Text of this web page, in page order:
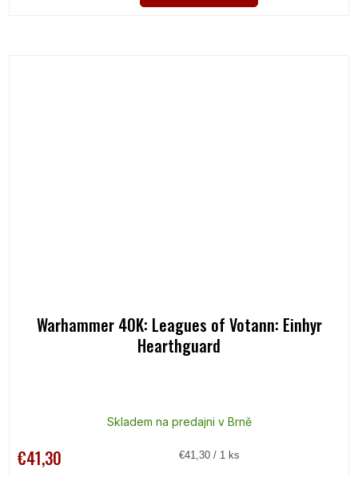
Warhammer 40K: Leagues of Votann: Einhyr
Hearthguard
Skladem na predajni v Brně
€41,30
Jednotková
€41,30 / 1 ks